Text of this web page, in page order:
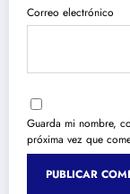
Correo electrónico
Guarda mi nombre,
próxima vez que